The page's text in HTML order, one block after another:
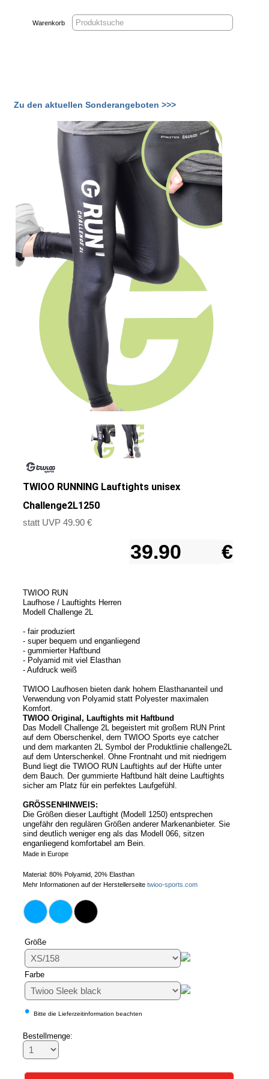
Warenkorb
Zu den aktuellen Sonderangeboten >>>
TWIOO RUNNING Lauftights unisex
Challenge2L1250
statt UVP 49.90 €
€
TWIOO RUN
Laufhose / Lauftights Herren
Modell Challenge 2L
- fair produziert
- super bequem und enganliegend
- gummierter Haftbund
- Polyamid mit viel Elasthan
- Aufdruck weiß
TWIOO Laufhosen bieten dank hohem Elasthananteil und
Verwendung von Polyamid statt Polyester maximalen
Komfort.
TWIOO Original, Lauftights mit Haftbund
Das Modell Challenge 2L begeistert mit großem RUN Print
auf dem Oberschenkel, dem TWIOO Sports eye catcher
und dem markanten 2L Symbol der Produktlinie challenge2L
auf dem Unterschenkel. Ohne Frontnaht und mit niedrigem
Bund liegt die TWIOO RUN Lauftights auf der Hüfte unter
dem Bauch. Der gummierte Haftbund hält deine Lauftights
sicher am Platz für ein perfektes Laufgefühl.
GRÖSSENHINWEIS:
Die Größen dieser Lauftight (Modell 1250) entsprechen
ungefähr den regulären Größen anderer Markenanbieter. Sie
sind deutlich weniger eng als das Modell 066, sitzen
enganliegend komfortabel am Bein.
Made in Europe
Material: 80% Polyamid, 20% Elasthan
Mehr Informationen auf der Herstellerseite twioo-sports.com
Größe
Farbe
• Bitte die Lieferzeitinformation beachten
Bestellmenge: